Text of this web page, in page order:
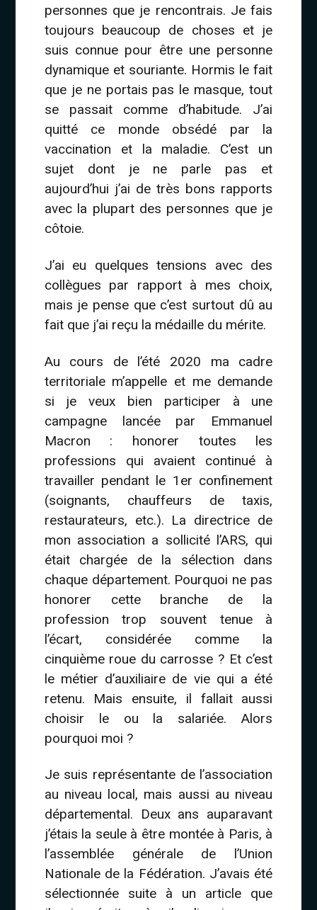
personnes que je rencontrais. Je fais
toujours beaucoup de choses et je
suis connue pour être une personne
dynamique et souriante. Hormis le fait
que je ne portais pas le masque, tout
se passait comme d’habitude. J’ai
quitté ce monde obsédé par la
vaccination et la maladie. C’est un
sujet dont je ne parle pas et
aujourd’hui j’ai de très bons rapports
avec la plupart des personnes que je
côtoie.
J’ai eu quelques tensions avec des
collègues par rapport à mes choix,
mais je pense que c’est surtout dû au
fait que j’ai reçu la médaille du mérite.
Au cours de l’été 2020 ma cadre
territoriale m’appelle et me demande
si je veux bien participer à une
campagne lancée par Emmanuel
Macron : honorer toutes les
professions qui avaient continué à
travailler pendant le 1er confinement
(soignants, chauffeurs de taxis,
restaurateurs, etc.). La directrice de
mon association a sollicité l’ARS, qui
était chargée de la sélection dans
chaque département. Pourquoi ne pas
honorer cette branche de la
profession trop souvent tenue à
l’écart, considérée comme la
cinquième roue du carrosse ? Et c’est
le métier d’auxiliaire de vie qui a été
retenu. Mais ensuite, il fallait aussi
choisir le ou la salariée. Alors
pourquoi moi ?
Je suis représentante de l’association
au niveau local, mais aussi au niveau
départemental. Deux ans auparavant
j’étais la seule à être montée à Paris, à
l’assemblée générale de l’Union
Nationale de la Fédération. J’avais été
sélectionnée suite à un article que